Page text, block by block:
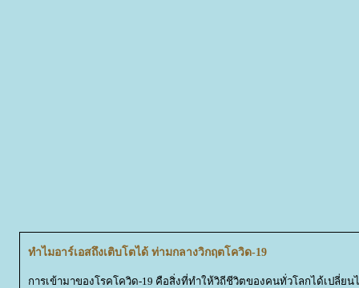
ทำไมอาร์เอสถึงเติบโตได้ ท่ามกลางวิกฤตโควิด-19
การเข้ามาของโรคโควิด-19 คือสิ่งที่ทำให้วิถีชีวิตของคนทั่วโลกได้เปลี่ย